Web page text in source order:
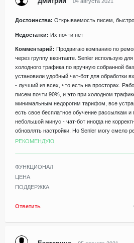
Достоинства: Открываемость писем,
Недостатки: Их почти нет
Комментарий: Продвигаю компанию по
через группу вконтакте. Senler использую
холодного трафика по вручную собранной
установили удобный чат-бот для обработки
- лучший из всех, что есть на просторах.
писем почти 90%, и это при холодном
минимальным недорогим тарифом, все
есть свое бесплатное обучение рассылкам и
небольшой минус - чат-бот иногда не
обновлять настройки. Но Senler могу смело
РЕКОМЕНДУЮ
ФУНКЦИОНАЛ
ЦЕНА
ПОДДЕРЖКА
Ответить